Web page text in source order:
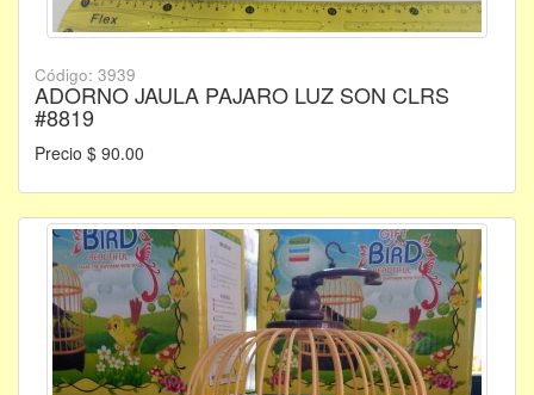
Código: 3939
ADORNO JAULA PAJARO LUZ SON CLRS
#8819
Precio $ 90.00